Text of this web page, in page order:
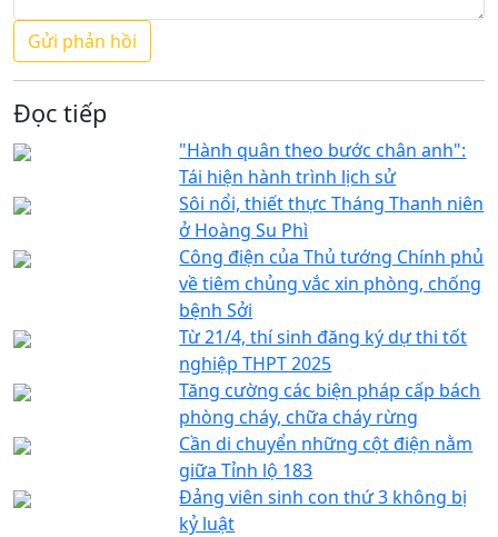
Đọc tiếp
"Hành quân theo bước chân anh":
Tái hiện hành trình lịch sử
Sôi nổi, thiết thực Tháng Thanh niên
ở Hoàng Su Phì
Công điện của Thủ tướng Chính phủ
về tiêm chủng vắc xin phòng, chống
bệnh Sởi
Từ 21/4, thí sinh đăng ký dự thi tốt
nghiệp THPT 2025
Tăng cường các biện pháp cấp bách
phòng cháy, chữa cháy rừng
Cần di chuyển những cột điện nằm
giữa Tỉnh lộ 183
Đảng viên sinh con thứ 3 không bị
kỷ luật